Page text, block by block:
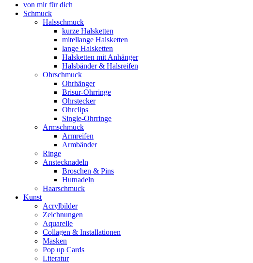
von mir für dich
Schmuck
Halsschmuck
kurze Halsketten
mitellange Halsketten
lange Halsketten
Halsketten mit Anhänger
Halsbänder & Halsreifen
Ohrschmuck
Ohrhänger
Brisur-Ohrringe
Ohrstecker
Ohrclips
Single-Ohrringe
Armschmuck
Armreifen
Armbänder
Ringe
Anstecknadeln
Broschen & Pins
Hutnadeln
Haarschmuck
Kunst
Acrylbilder
Zeichnungen
Aquarelle
Collagen & Installationen
Masken
Pop up Cards
Literatur